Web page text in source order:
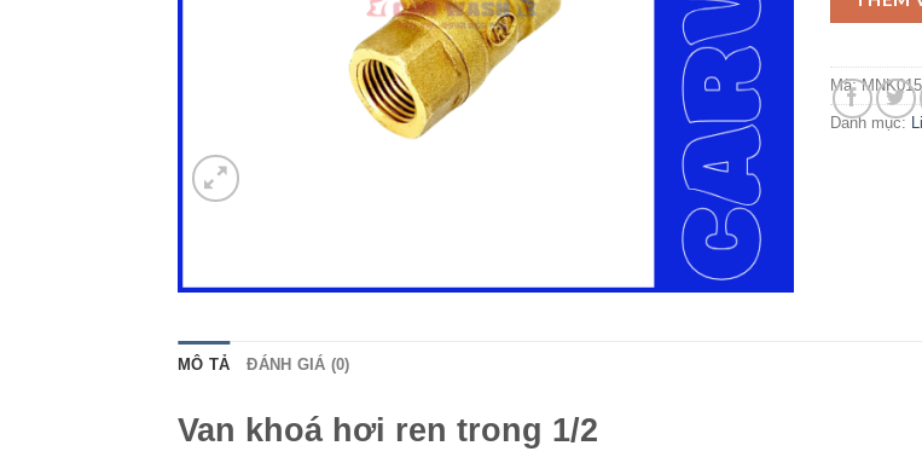
Mã:
Danh mục:
MÔ TẢ ĐÁNH GIÁ (0)
Van khoá hơi ren trong 1/2